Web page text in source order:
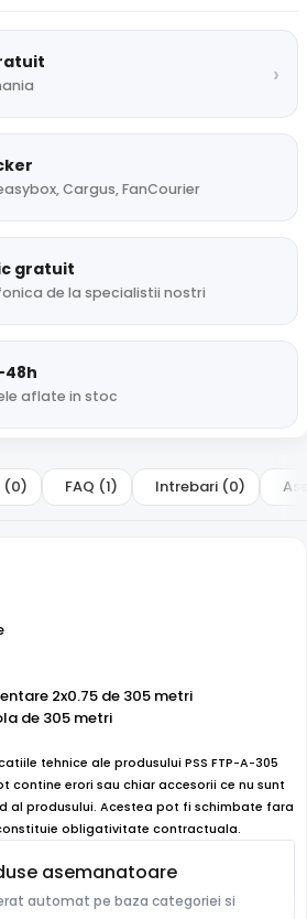
›
Cargus, FanCourier
gratuit
de la specialistii nostri
48h
aflate in stoc
(0) FAQ (1) Intrebari (0)
2x0.75 de 305 metri
de 305 metri
tehnice ale produsului PSS FTP-A-305
contine erori sau chiar accesorii ce nu sunt
al produsului. Acestea pot fi schimbate fara
obligativitate contractuala.
asemanatoare
automat pe baza categoriei si